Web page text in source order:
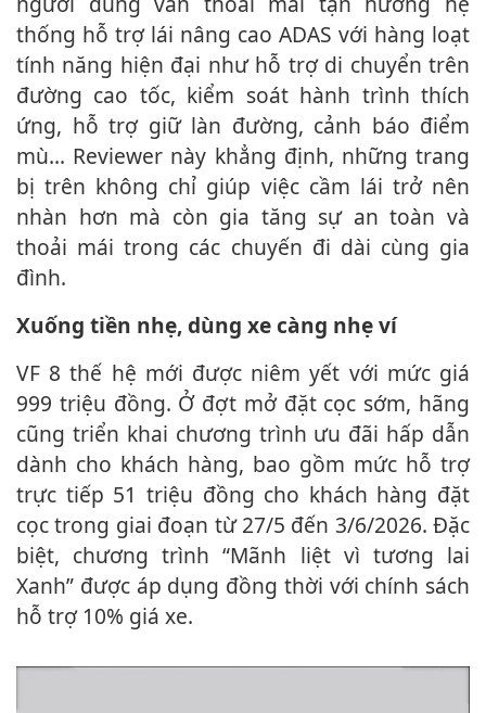
thống hỗ trợ lái nâng cao ADAS với hàng loạt
tính năng hiện đại như hỗ trợ di chuyển trên
đường cao tốc, kiểm soát hành trình thích
ứng, hỗ trợ giữ làn đường, cảnh báo điểm
mù... Reviewer này khẳng định, những trang
bị trên không chỉ giúp việc cầm lái trở nên
nhàn hơn mà còn gia tăng sự an toàn và
thoải mái trong các chuyến đi dài cùng gia
đình.
Xuống tiền nhẹ, dùng xe càng nhẹ ví
VF 8 thế hệ mới được niêm yết với mức giá
999 triệu đồng. Ở đợt mở đặt cọc sớm, hãng
cũng triển khai chương trình ưu đãi hấp dẫn
dành cho khách hàng, bao gồm mức hỗ trợ
trực tiếp 51 triệu đồng cho khách hàng đặt
cọc trong giai đoạn từ 27/5 đến 3/6/2026. Đặc
biệt, chương trình “Mãnh liệt vì tương lai
Xanh” được áp dụng đồng thời với chính sách
hỗ trợ 10% giá xe.